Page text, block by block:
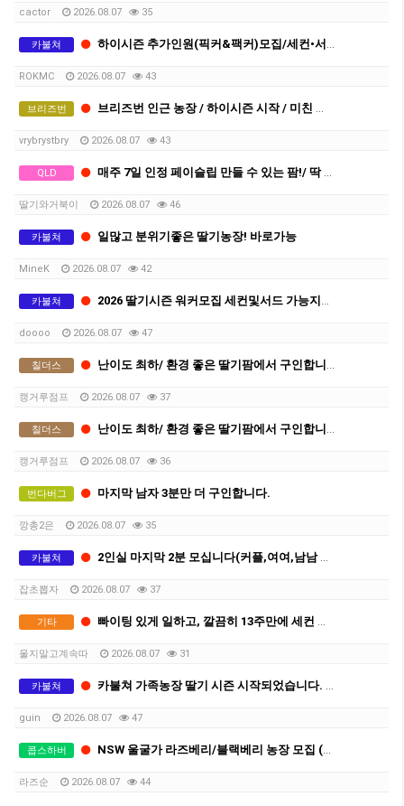
cactor 2026.08.07 35
카불쳐 하이시즌 추가인원(픽커&팩커)모집/세컨•서드 가능
ROKMC 2026.08.07 43
브리즈번 브리즈번 인근 농장 / 하이시즌 시작 / 미친 인프라 / 최소 기간 세컨 보장
vrybrystbry 2026.08.07 43
QLD 매주 7일 인정 페이슬립 만들 수 있는 팜!/ 딱 13주만 하세요
딸기와거북이 2026.08.07 46
카불쳐 일많고 분위기좋은 딸기농장! 바로가능
MineK 2026.08.07 42
카불쳐 2026 딸기시즌 워커모집 세컨및서드 가능지역 (QLD 브리즈번 근교)
doooo 2026.08.07 47
칠더스 난이도 최하/ 환경 좋은 딸기팜에서 구인합니다
캥거루점프 2026.08.07 37
칠더스 난이도 최하/ 환경 좋은 딸기팜에서 구인합니다
캥거루점프 2026.08.07 36
번다버그 마지막 남자 3분만 더 구인합니다.
깡총2은 2026.08.07 35
카불쳐 2인실 마지막 2분 모십니다(커플,여여,남남 가능)
잡초뽑자 2026.08.07 37
기타 빠이팅 있게 일하고, 깔끔히 13주만에 세컨 따실분
울지말고계속따 2026.08.07 31
카불쳐 카불쳐 가족농장 딸기 시즌 시작되었습니다. 픽커 2명만 구인합니다.
guin 2026.08.07 47
콥스하버 NSW 울굴가 라즈베리/블랙베리 농장 모집 (세컨·서드 비자 빠르게 가능 / 바로 시작)
라즈순 2026.08.07 44